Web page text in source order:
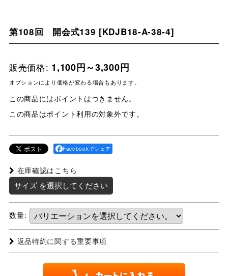
第108回 開会式139 [KDJB18-A-38-4]
販売価格: 1,100円～3,300円
オプションにより価格が変わる場合もあります。
この商品にはポイントはつきません。
この商品はポイント利用の対象外です。
Facebookでシェア
在庫確認はこちら
サイズ を選択してください
数量:
返品特約に関する重要事項